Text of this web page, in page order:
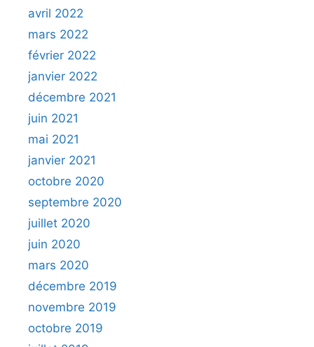
avril 2022
mars 2022
février 2022
janvier 2022
décembre 2021
juin 2021
mai 2021
janvier 2021
octobre 2020
septembre 2020
juillet 2020
juin 2020
mars 2020
décembre 2019
novembre 2019
octobre 2019